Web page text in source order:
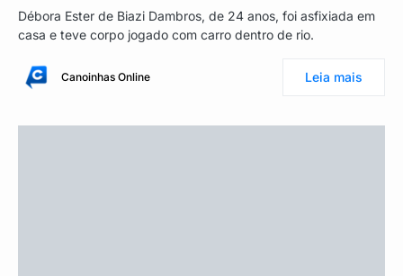
Débora Ester de Biazi Dambros, de 24 anos, foi asfixiada em
casa e teve corpo jogado com carro dentro de rio.
Canoinhas Online Leia mais